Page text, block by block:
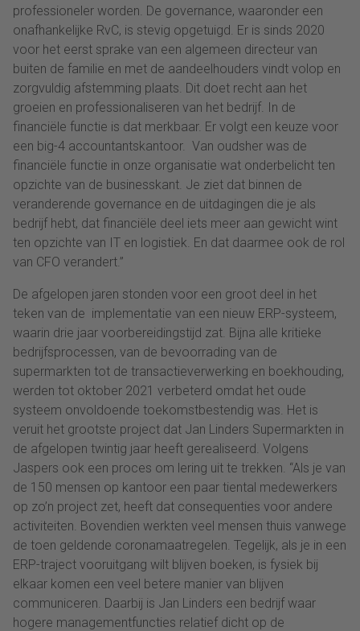
professioneler worden. De governance, waaronder een
onafhankelijke RvC, is stevig opgetuigd. Er is sinds 2020
voor het eerst sprake van een algemeen directeur van
buiten de familie en met de aandeelhouders vindt volop en
zorgvuldig afstemming plaats. Dit doet recht aan het
groeien en professionaliseren van het bedrijf. In de
financiële functie is dat merkbaar. Er volgt een keuze voor
een big-4 accountantskantoor. Van oudsher was de
financiële functie in onze organisatie wat onderbelicht ten
opzichte van de businesskant. Je ziet dat binnen de
veranderende governance en de uitdagingen die je als
bedrijf hebt, dat financiële deel iets meer aan gewicht wint
ten opzichte van IT en logistiek. En dat daarmee ook de rol
van CFO verandert.”
De afgelopen jaren stonden voor een groot deel in het
teken van de implementatie van een nieuw ERP-systeem,
waarin drie jaar voorbereidingstijd zat. Bijna alle kritieke
bedrijfsprocessen, van de bevoorrading van de
supermarkten tot de transactieverwerking en boekhouding,
werden tot oktober 2021 verbeterd omdat het oude
systeem onvoldoende toekomstbestendig was. Het is
veruit het grootste project dat Jan Linders Supermarkten in
de afgelopen twintig jaar heeft gerealiseerd. Volgens
Jaspers ook een proces om lering uit te trekken. “Als je van
de 150 mensen op kantoor een paar tiental medewerkers
op zo’n project zet, heeft dat consequenties voor andere
activiteiten. Bovendien werkten veel mensen thuis vanwege
de toen geldende coronamaatregelen. Tegelijk, als je in een
ERP-traject vooruitgang wilt blijven boeken, is fysiek bij
elkaar komen een veel betere manier van blijven
communiceren. Daarbij is Jan Linders een bedrijf waar
hogere managementfuncties relatief dicht op de